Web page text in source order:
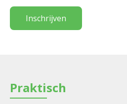
Inschrijven
Praktisch